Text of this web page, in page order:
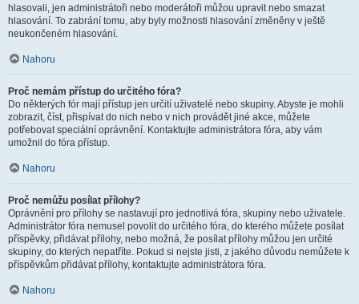
hlasovali, jen administrátoři nebo moderátoři můžou upravit nebo smazat
hlasování. To zabrání tomu, aby byly možnosti hlasování změněny v ještě
neukončeném hlasování.
Nahoru
Proč nemám přístup do určitého fóra?
Do některých fór mají přístup jen určití uživatelé nebo skupiny. Abyste je mohli
zobrazit, číst, přispívat do nich nebo v nich provádět jiné akce, můžete
potřebovat speciální oprávnění. Kontaktujte administrátora fóra, aby vám
umožnil do fóra přístup.
Nahoru
Proč nemůžu posílat přílohy?
Oprávnění pro přílohy se nastavují pro jednotlivá fóra, skupiny nebo uživatele.
Administrátor fóra nemusel povolit do určitého fóra, do kterého můžete posílat
příspěvky, přidávat přílohy, nebo možná, že posílat přílohy můžou jen určité
skupiny, do kterých nepatříte. Pokud si nejste jisti, z jakého důvodu nemůžete k
příspěvkům přidávat přílohy, kontaktujte administrátora fóra.
Nahoru